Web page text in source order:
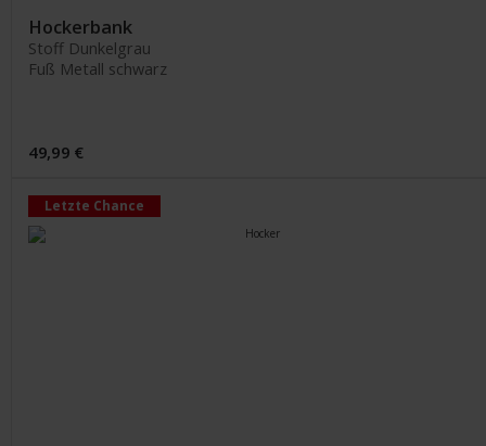
Hockerbank
Stoff Dunkelgrau
Fuß Metall schwarz
49,99 €
Letzte Chance